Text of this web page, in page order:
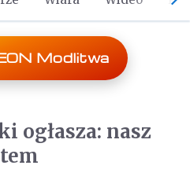
Modlitwa
ogłasza: nasz